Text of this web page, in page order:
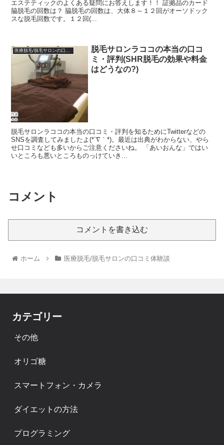
エステティックのよくある疑問にお答えします！！ 証拠品のカード
脇脱毛の回数は？ 脇脱毛の回数は、大体８～１２回がオーソドック
スな脱毛回数です。１２回(...
医療脱毛/脱毛サロンの口コミ体験談
脱毛サロンラココの本当の口コ
ミ・評判(SHR脱毛の効果や料金
はどうなの?)
脱毛サロンラココの本当の口コミ・評判を知るためにTwitterなどの
SNSを調査してみましたよ(*´∇｀*)。最近は出典がわからない、やら
せ口コミなども多いからご注意くださいね。 「あいおんな」ではい
いところも悪いところものっけていき...
コメント
コメントを書き込む
ホーム 医療脱毛/脱毛サロンの口コミ体験談
カテゴリー
その他
オリゴ糖
スマートフォン・カメラ
ダイエットの方法
プログラミング